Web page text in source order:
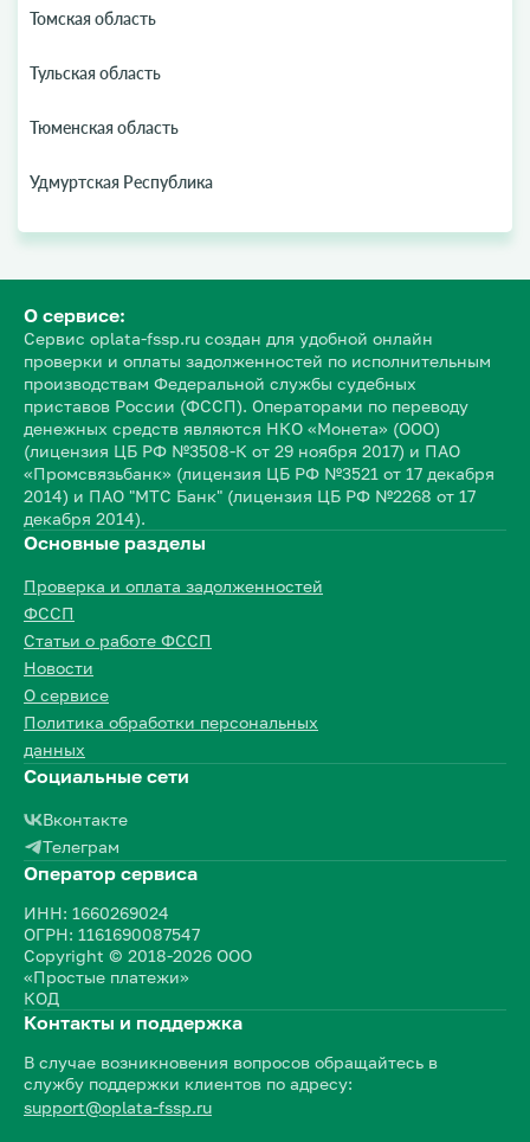
Томская область
Тульская область
Тюменская область
Удмуртская Республика
О сервисе:
Сервис oplata-fssp.ru создан для удобной онлайн
проверки и оплаты задолженностей по исполнительным
производствам Федеральной службы судебных
приставов России (ФССП). Операторами по переводу
денежных средств являются НКО «Монета» (ООО)
(лицензия ЦБ РФ №3508-К от 29 ноября 2017) и ПАО
«Промсвязьбанк» (лицензия ЦБ РФ №3521 от 17 декабря
2014) и ПАО "МТС Банк" (лицензия ЦБ РФ №2268 от 17
декабря 2014).
Основные разделы
Проверка и оплата задолженностей
ФССП
Статьи о работе ФССП
Новости
О сервисе
Политика обработки персональных
данных
Социальные сети
Вконтакте
Телеграм
Оператор сервиса
ИНН: 1660269024
ОГРН: 1161690087547
Copyright © 2018-2026 ООО
«Простые платежи»
КОД
Контакты и поддержка
В случае возникновения вопросов обращайтесь в
службу поддержки клиентов по адресу:
support@oplata-fssp.ru